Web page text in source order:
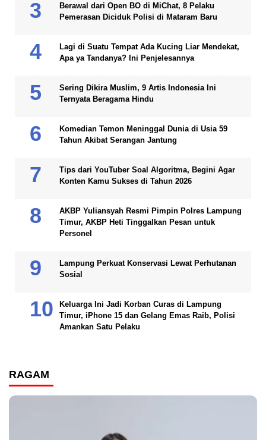
Berawal dari Open BO di MiChat, 8 Pelaku
Pemerasan Diciduk Polisi di Mataram Baru
Lagi di Suatu Tempat Ada Kucing Liar Mendekat,
Apa ya Tandanya? Ini Penjelesannya
Sering Dikira Muslim, 9 Artis Indonesia Ini
Ternyata Beragama Hindu
Komedian Temon Meninggal Dunia di Usia 59
Tahun Akibat Serangan Jantung
Tips dari YouTuber Soal Algoritma, Begini Agar
Konten Kamu Sukses di Tahun 2026
AKBP Yuliansyah Resmi Pimpin Polres Lampung
Timur, AKBP Heti Tinggalkan Pesan untuk
Personel
Lampung Perkuat Konservasi Lewat Perhutanan
Sosial
Keluarga Ini Jadi Korban Curas di Lampung
Timur, iPhone 15 dan Gelang Emas Raib, Polisi
Amankan Satu Pelaku
RAGAM